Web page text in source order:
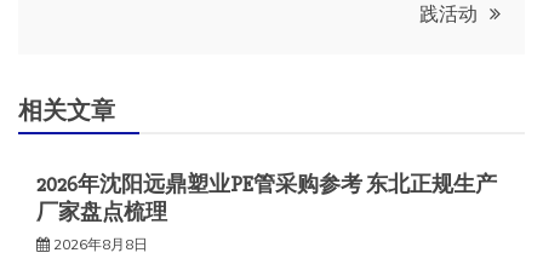
航
践活动
相关文章
2026年沈阳远鼎塑业PE管采购参考 东北正规生产
厂家盘点梳理
2026年8月8日